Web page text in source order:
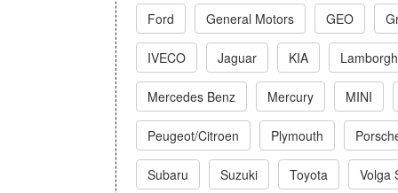
Ford General Motors GEO
IVECO Jaguar KIA
Mercedes Benz Mercury MINI
Peugeot/Citroen Plymouth
Subaru Suzuki Toyota Volga